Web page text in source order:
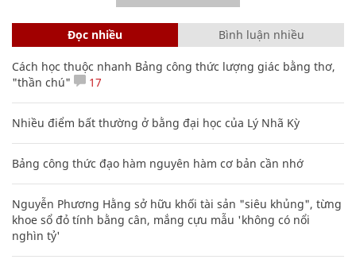
Đọc nhiều Bình luận nhiều
Cách học thuộc nhanh Bảng công thức lượng giác bằng thơ,
"thần chú"
17
Nhiều điểm bất thường ở bằng đại học của Lý Nhã Kỳ
Bảng công thức đạo hàm nguyên hàm cơ bản cần nhớ
Nguyễn Phương Hằng sở hữu khối tài sản "siêu khủng", từng
khoe sổ đỏ tính bằng cân, mắng cựu mẫu 'không có nổi
nghìn tỷ'